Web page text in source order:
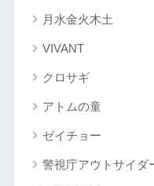
月水金火木土
VIVANT
クロサギ
アトムの童
ゼイチョー
警視庁アウトサイダ